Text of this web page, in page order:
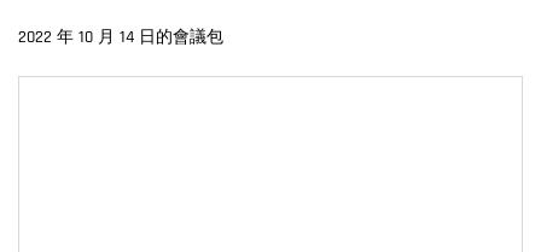
2022 年 10 月 14 日的會議包